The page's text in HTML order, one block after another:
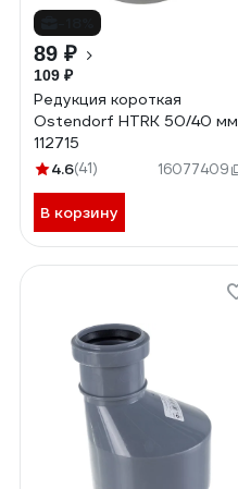
89 ₽
109 ₽
Редукция короткая
Ostendorf HTRK 50/40 мм
112715
4.6(41) 16077409
В корзину